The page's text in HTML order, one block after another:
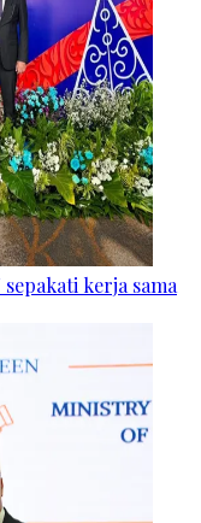
kerja sama